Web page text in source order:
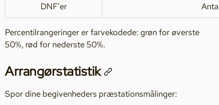
DNF'er
Percentilrangeringer er farvekodede: grøn for øverste
50%, rød for nederste 50%.
Arrangørstatistik
Spor dine begivenheders præstationsmålinger: